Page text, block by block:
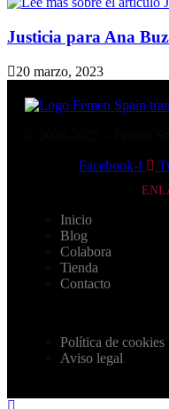
Justicia para Ana
20 marzo, 2023
Facebook-f
Inicio
Blog
Colabora
Tienda
Contacto
Política de cookies
Aviso legal